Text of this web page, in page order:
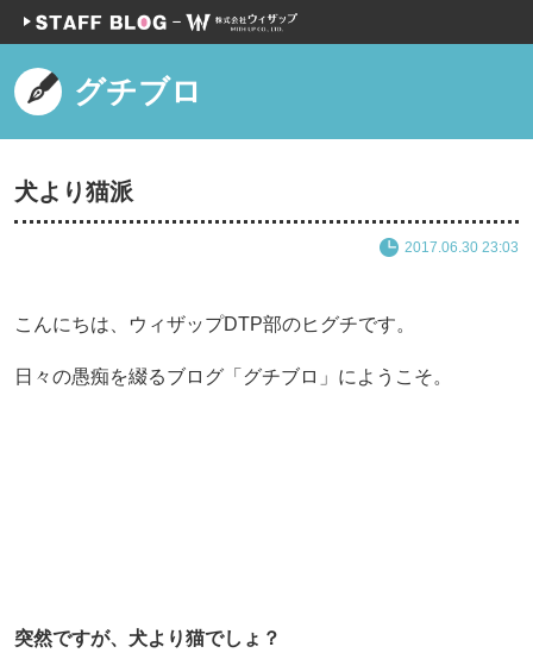
グチブロ
犬より猫派
2017.06.30 23:03
こんにちは、ウィザップDTP部のヒグチです。
日々の愚痴を綴るブログ「グチブロ」にようこそ。
突然ですが、犬より猫でしょ？